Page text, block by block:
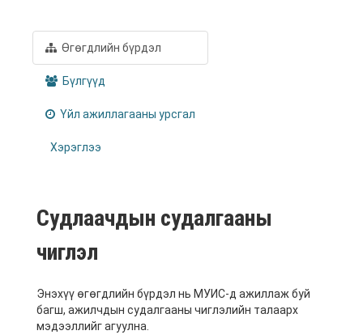
Өгөгдлийн бүрдэл
Бүлгүүд
Үйл ажиллагааны урсгал
Хэрэглээ
Судлаачдын судалгааны
чиглэл
Энэхүү өгөгдлийн бүрдэл нь МУИС-д ажиллаж буй
багш, ажилчдын судалгааны чиглэлийн талаарх
мэдээллийг агуулна.